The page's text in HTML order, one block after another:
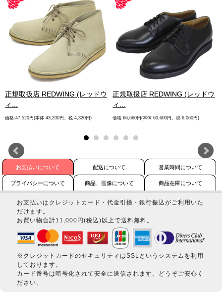
正規取扱店 REDWING (レッドウ
ィ...
価格:47,520円(本体 43,200円、税 4,320円)
正規取扱店 REDWING (レッドウ
ィ...
価格:66,660円(本体 60,600円、税 6,060円)
お支払いについて 配送について 営業時間について
プライバシーについて 商品、画像について 商品在庫について
お支払いはクレジットカード・代金引換・銀行振込がご利用いた
だけます。
お買い物合計11,000円(税込)以上で送料無料。
※クレジットカードのセキュリティはSSLというシステムを利用
しております。
カード番号は暗号化されて安全に送信されます。どうぞご安心く
ださい。